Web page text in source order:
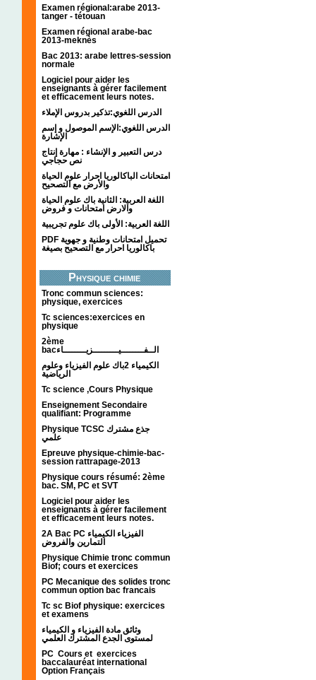
Examen régional:arabe 2013-
tanger - tétouan
Examen régional arabe-bac
2013-meknès
Bac 2013: arabe lettres-session
normale
Logiciel pour aider les
enseignants à gérer facilement
et efficacement leurs notes.
الدرس اللغوي:تذكير بدروس الإملاء
الدرس اللغوي:الإسم الموصول و إسم
الإشارة
درس التعبير و الإنشاء : مهارة إنتاج
نص حجاجي
امتحانات الباكالوريا احرار علوم الحياة
والأرض مع التصحيح
اللغة العربية: الثانية باك علوم الحياة
والارض امتحانات و فروض
اللغة العربية: الأولى باك علوم تجريبية
PDF تحميل امتحانات وطنية و جهوية
باكالوريا احرار مع التصحيح بصيغة
Physique chimie
Tronc commun sciences:
physique, exercices
Tc sciences:exercices en
physique
2ème
bacالــفــــــــيـــــــــزيــــــــاء
الكيمياء 2باك علوم الفيزياء وعلوم
الرياضية
Tc science ,Cours Physique
Enseignement Secondaire
qualifiant: Programme
Physique TCSC جذع مشترك
علمي
Epreuve physique-chimie-bac-
session rattrapage-2013
Physique cours résumé: 2ème
bac. SM, PC et SVT
Logiciel pour aider les
enseignants à gérer facilement
et efficacement leurs notes.
2A Bac PC الفيزياء الكيمياء
التمارين والفروض
Physique Chimie tronc commun
Biof; cours et exercices
PC Mecanique des solides tronc
commun option bac francais
Tc sc Biof physique: exercices
et examens
وثائق مادة الفيزياء و الكيمياء
PC Cours et exercices
baccalauréat international
Option Français